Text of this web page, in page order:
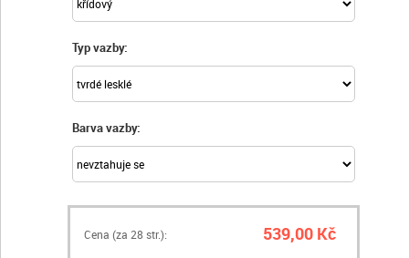
Typ vazby:
Barva vazby:
Cena (za 28 str.): 539,00 Kč